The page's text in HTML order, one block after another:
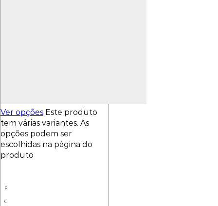
Ver opções Este produto
tem várias variantes. As
opções podem ser
escolhidas na página do
produto
P
G